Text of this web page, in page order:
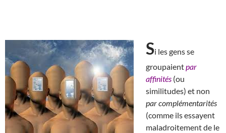
Si les gens se
groupaientpar
affinités (ou
similitudes) et non
par complémentarités
(comme ils essayent
maladroitement de le